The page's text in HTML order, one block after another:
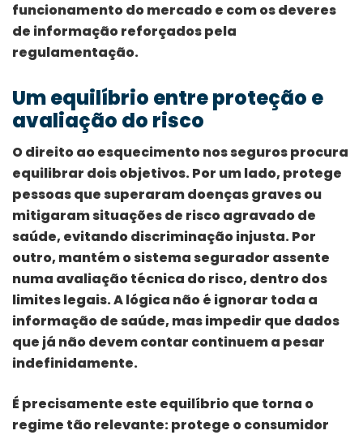
funcionamento do mercado e com os deveres
de informação reforçados pela
regulamentação.
Um equilíbrio entre proteção e
avaliação do risco
O direito ao esquecimento nos seguros procura
equilibrar dois objetivos. Por um lado, protege
pessoas que superaram doenças graves ou
mitigaram situações de risco agravado de
saúde, evitando discriminação injusta. Por
outro, mantém o sistema segurador assente
numa avaliação técnica do risco, dentro dos
limites legais. A lógica não é ignorar toda a
informação de saúde, mas impedir que dados
que já não devem contar continuem a pesar
indefinidamente.
É precisamente este equilíbrio que torna o
regime tão relevante: protege o consumidor